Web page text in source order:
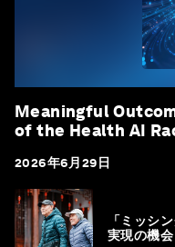
Meaningful
of the Health AI
2026年6月29日
「ミッシ
実現の機